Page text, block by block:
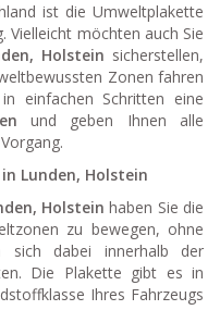
ist die Umweltplakette
Vielleicht möchten auch Sie
Holstein sicherstellen,
Zonen fahren
einfachen Schritten eine
und geben Ihnen alle
Lunden, Holstein
Holstein haben Sie die
zu bewegen, ohne
sich dabei innerhalb der
Die Plakette gibt es in
Ihres Fahrzeugs